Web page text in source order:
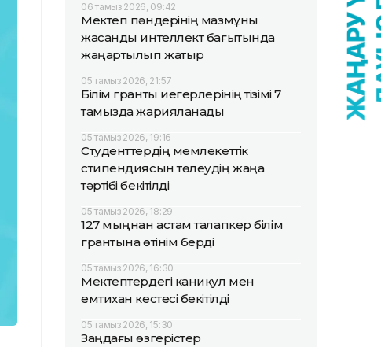
06 тамыз 2026, 09:42
Мектеп пәндерінің мазмұны
жасанды интеллект бағытында
жаңартылып жатыр
05 тамыз 2026, 21:57
Білім гранты иегерлерінің тізімі 7
тамызда жарияланады
05 тамыз 2026, 19:16
Студенттердің мемлекеттік
стипендиясын төлеудің жаңа
тәртібі бекітілді
05 тамыз 2026, 18:29
127 мыңнан астам талапкер білім
грантына өтінім берді
05 тамыз 2026, 16:30
Мектептердегі каникул мен
емтихан кестесі бекітілді
05 тамыз 2026, 15:30
Заңдағы өзгерістер